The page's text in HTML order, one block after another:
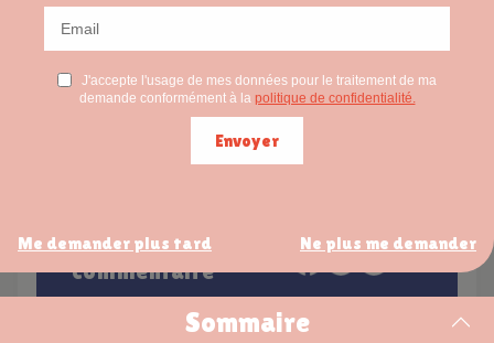
Me demander plus tard Ne plus me demander
Sommaire
compétences reconnues, afin d’aider le patient à choisir
son professionnel. Elle doit cependant éviter les procédés
partenariats promotionnels et les méthodes de
référencement visant à obtenir une priorité dans les
Laisser un
commentaire
Partager sur